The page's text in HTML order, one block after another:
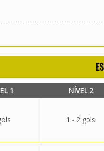
1 NÍVEL 2
1 - 2 gols